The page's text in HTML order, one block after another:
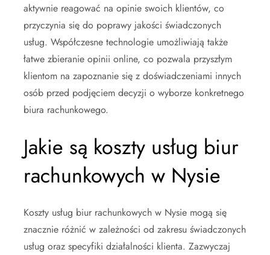
aktywnie reagować na opinie swoich klientów, co
przyczynia się do poprawy jakości świadczonych
usług. Współczesne technologie umożliwiają także
łatwe zbieranie opinii online, co pozwala przyszłym
klientom na zapoznanie się z doświadczeniami innych
osób przed podjęciem decyzji o wyborze konkretnego
biura rachunkowego.
Jakie są koszty usług biur
rachunkowych w Nysie
Koszty usług biur rachunkowych w Nysie mogą się
znacznie różnić w zależności od zakresu świadczonych
usług oraz specyfiki działalności klienta. Zazwyczaj